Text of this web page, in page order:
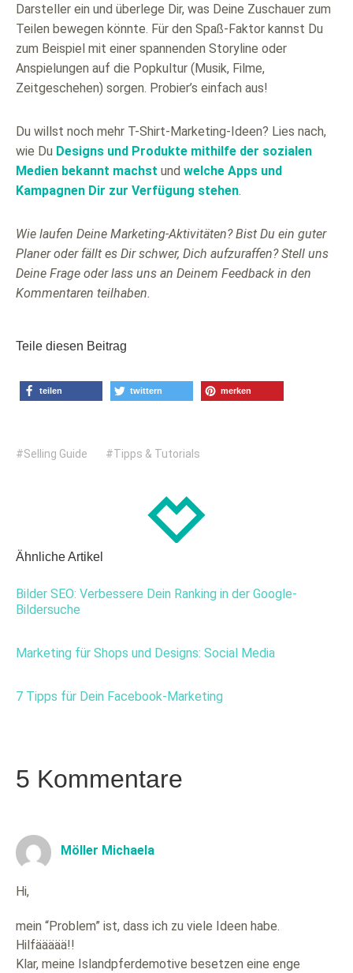
Darsteller ein und überlege Dir, was Deine Zuschauer zum
Teilen bewegen könnte. Für den Spaß-Faktor kannst Du
zum Beispiel mit einer spannenden Storyline oder
Anspielungen auf die Popkultur (Musik, Filme,
Zeitgeschehen) sorgen. Probier’s einfach aus!
Du willst noch mehr T-Shirt-Marketing-Ideen? Lies nach,
wie Du Designs und Produkte mithilfe der sozialen
Medien bekannt machst und welche Apps und
Kampagnen Dir zur Verfügung stehen.
Wie laufen Deine Marketing-Aktivitäten? Bist Du ein guter
Planer oder fällt es Dir schwer, Dich aufzuraffen? Stell uns
Deine Frage oder lass uns an Deinem Feedback in den
Kommentaren teilhaben.
Teile diesen Beitrag
teilen twittern merken
Selling Guide Tipps & Tutorials
Ähnliche Artikel
Bilder SEO: Verbessere Dein Ranking in der Google-
Bildersuche
Marketing für Shops und Designs: Social Media
7 Tipps für Dein Facebook-Marketing
5 Kommentare
Möller Michaela
Hi,
mein “Problem” ist, dass ich zu viele Ideen habe.
Hilfäääää!!
Klar, meine Islandpferdemotive besetzen eine enge